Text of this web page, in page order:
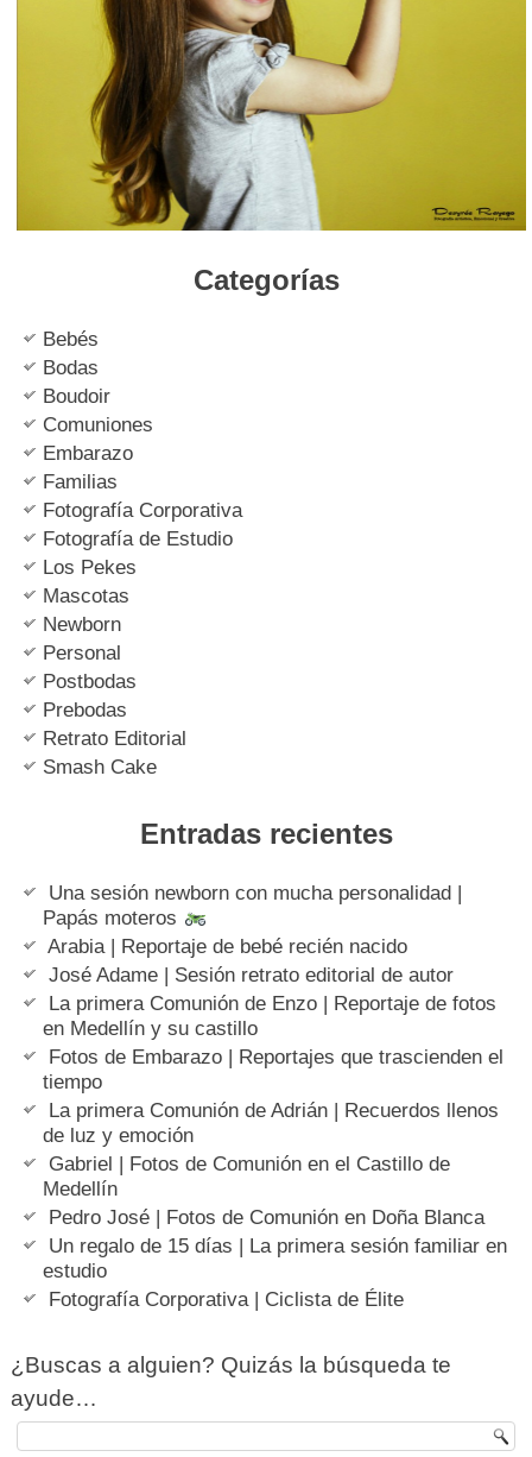
Categorías
Bebés
Bodas
Boudoir
Comuniones
Embarazo
Familias
Fotografía Corporativa
Fotografía de Estudio
Los Pekes
Mascotas
Newborn
Personal
Postbodas
Prebodas
Retrato Editorial
Smash Cake
Entradas recientes
Una sesión newborn con mucha personalidad |
Papás moteros
Arabia | Reportaje de bebé recién nacido
José Adame | Sesión retrato editorial de autor
La primera Comunión de Enzo | Reportaje de fotos
en Medellín y su castillo
Fotos de Embarazo | Reportajes que trascienden el
tiempo
La primera Comunión de Adrián | Recuerdos llenos
de luz y emoción
Gabriel | Fotos de Comunión en el Castillo de
Medellín
Pedro José | Fotos de Comunión en Doña Blanca
Un regalo de 15 días | La primera sesión familiar en
estudio
Fotografía Corporativa | Ciclista de Élite
¿Buscas a alguien? Quizás la búsqueda te
ayude…